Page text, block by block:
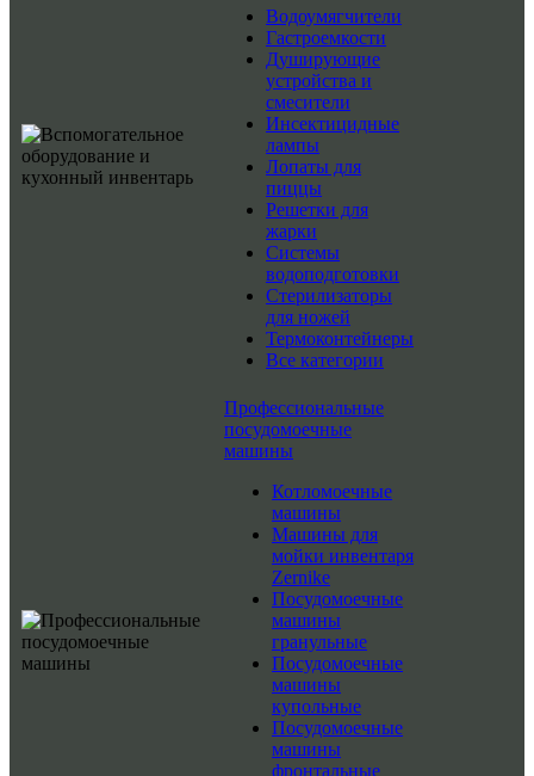
Водоумягчители
Гастроемкости
Душирующие
устройства и
смесители
Инсектицидные
лампы
Лопаты для
пиццы
Решетки для
жарки
Системы
водоподготовки
Стерилизаторы
для ножей
Термоконтейнеры
Все категории
Профессиональные
посудомоечные
машины
Котломоечные
машины
Машины для
мойки инвентаря
Zernike
Посудомоечные
машины
гранульные
Посудомоечные
машины
купольные
Посудомоечные
машины
фронтальные